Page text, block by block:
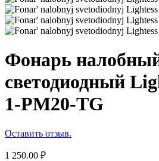
Фонарь
светодиодный
1-PM20-TG
Оставить отзыв.
1 250.00 ₽